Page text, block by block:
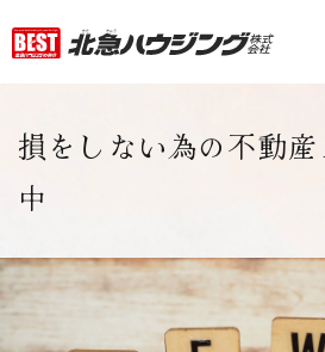
損をしない為の不動
中